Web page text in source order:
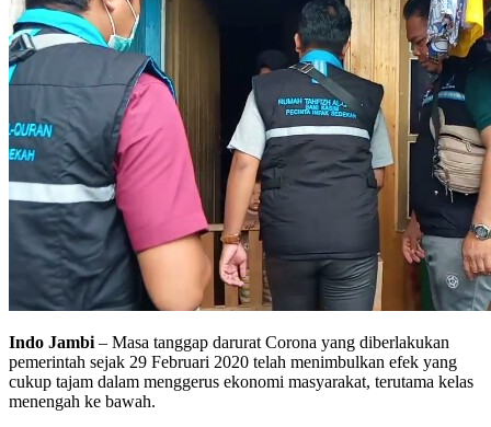
Indo Jambi – Masa tanggap darurat Corona yang diberlakukan
pemerintah sejak 29 Februari 2020 telah menimbulkan efek yang
cukup tajam dalam menggerus ekonomi masyarakat, terutama kelas
menengah ke bawah.